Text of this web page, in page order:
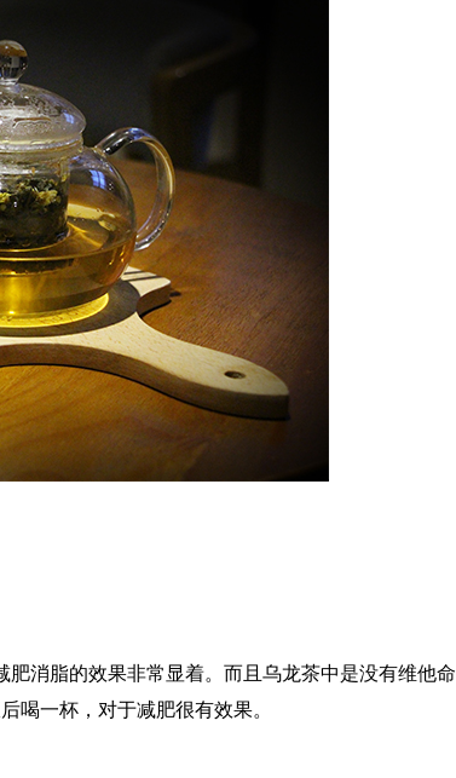
消脂的效果非常显着。而且乌龙茶中是没有维他命
喝一杯，对于减肥很有效果。